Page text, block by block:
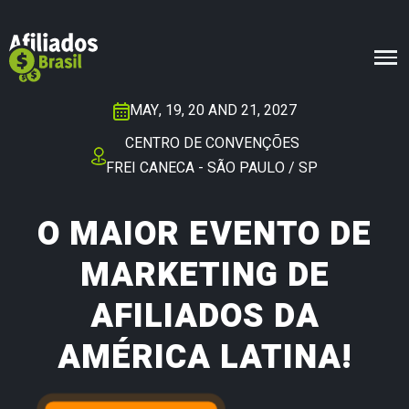
MAY, 19, 20 AND 21, 2027
CENTRO DE CONVENÇÕES
FREI CANECA - SÃO PAULO / SP
O MAIOR EVENTO DE
MARKETING DE
AFILIADOS DA
AMÉRICA LATINA!